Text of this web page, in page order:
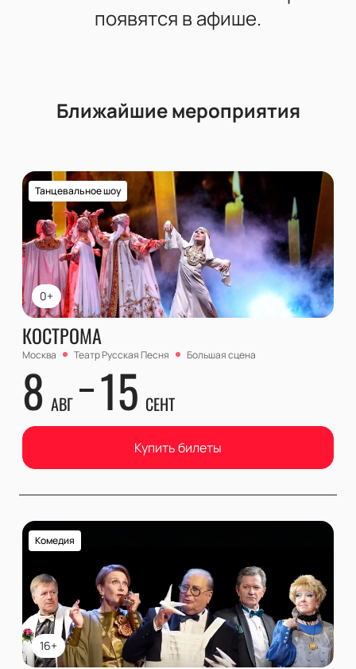
появятся в афише.
Ближайшие мероприятия
0+
Танцевальное шоу
КОСТРОМА
Москва Театр Русская Песня Большая сцена
8 АВГ 15 СЕНТ
Купить билеты
16+
Комедия